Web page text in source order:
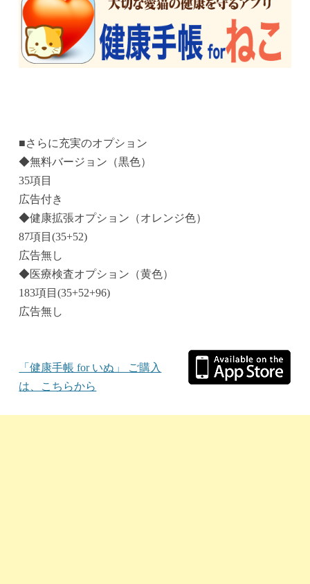
■さらに充実のオプション
◆無料バージョン（黒色）
35項目
広告付き
◆健康拡張オプション（オレンジ色）
87項目(35+52)
広告無し
◆医療検査オプション（黄色）
183項目(35+52+96)
広告無し
「健康手帳 for いぬ」 ご購入
は、こちらから